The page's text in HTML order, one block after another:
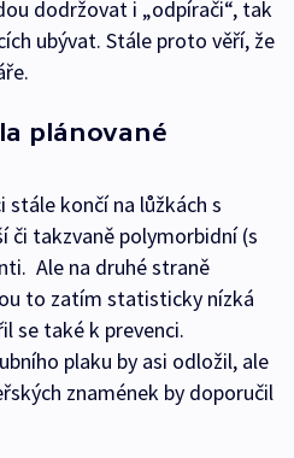
dodržovat i „odpírači“, tak
ubývat. Stále proto věří, že
plánované
stále končí na lůžkách s
či takzvaně polymorbidní (s
Ale na druhé straně
to zatím statisticky nízká
se také k prevenci.
plaku by asi odložil, ale
znamének by doporučil